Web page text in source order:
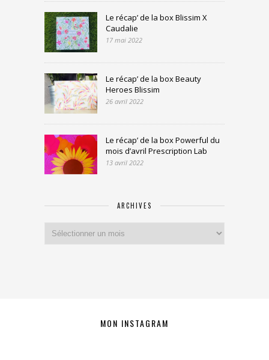
Le récap’ de la box Blissim X
Caudalie
17 mai 2022
Le récap’ de la box Beauty
Heroes Blissim
26 avril 2022
Le récap’ de la box Powerful du
mois d’avril Prescription Lab
13 avril 2022
ARCHIVES
MON INSTAGRAM